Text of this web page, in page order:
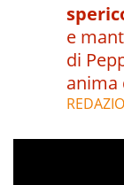
e
di
anima